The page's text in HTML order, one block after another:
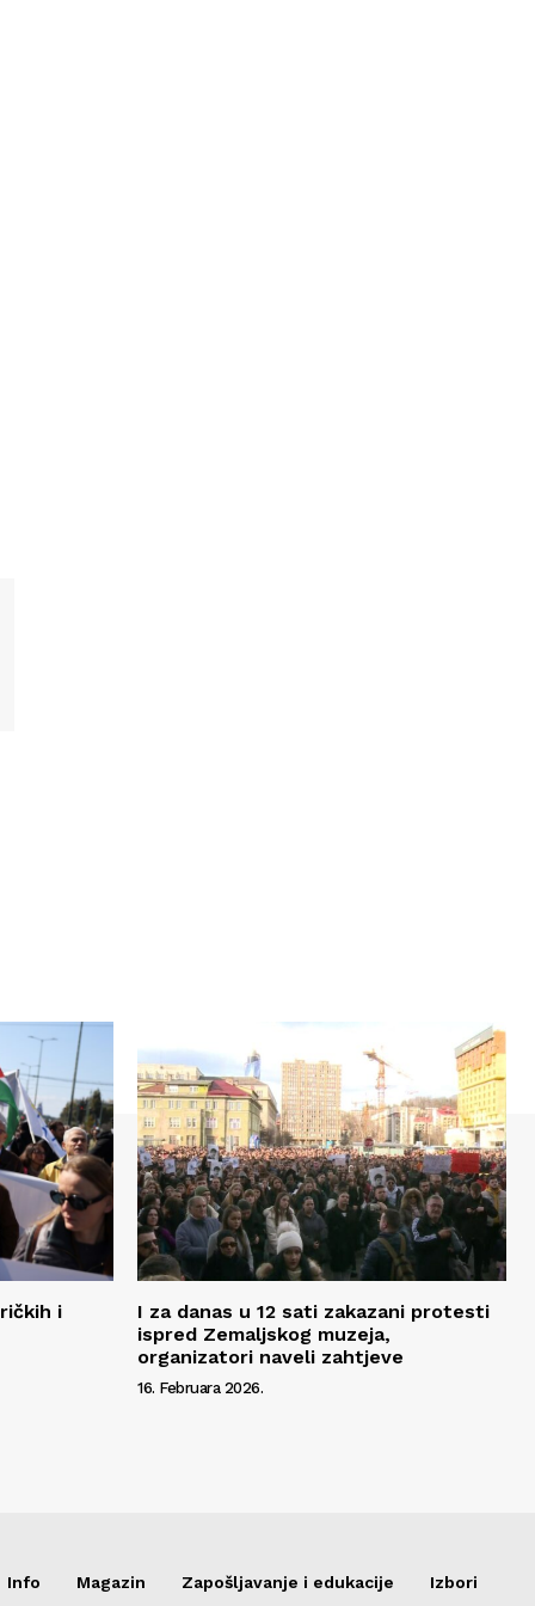
i
I za danas u 12 sati zakazani protesti
ispred Zemaljskog muzeja,
organizatori naveli zahtjeve
16. Februara 2026.
Info Magazin Zapošljavanje i edukacije Izbori